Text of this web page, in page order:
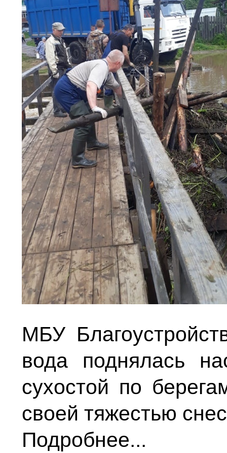
МБУ
вода поднялась
сухостой по
своей тяжестью
Подробнее...